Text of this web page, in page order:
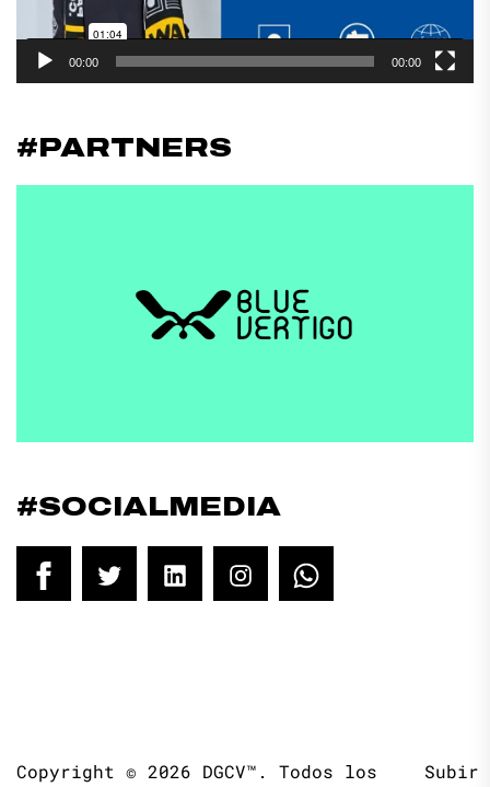
00:00 00:00
#PARTNERS
#SOCIALMEDIA
FacebookTwitter LinkedInInstagram
Copyright © 2026 DGCV™. Todos los Subir